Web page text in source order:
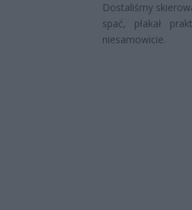
Dostaliśmy
spać, płakał
niesamowicie.